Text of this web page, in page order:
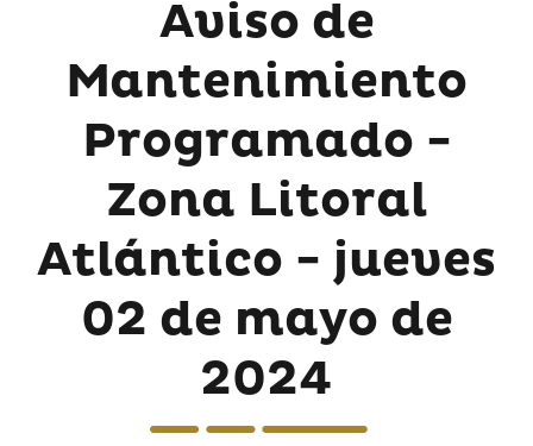
Aviso de
Mantenimiento
Programado -
Zona Litoral
Atlántico - jueves
02 de mayo de
2024